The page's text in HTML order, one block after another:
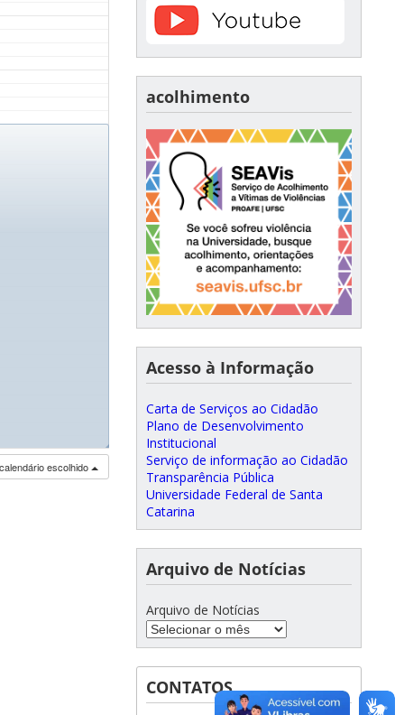
◢
escolhido
acolhimento
Acesso à Informação
Carta de Serviços ao Cidadão
Plano de Desenvolvimento
Institucional
Serviço de informação ao Cidadão
Transparência Pública
Universidade Federal de Santa
Catarina
Arquivo de Notícias
Arquivo de Notícias
CONTATOS